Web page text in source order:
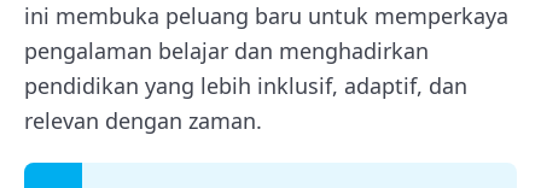
ini membuka peluang baru untuk memperkaya
pengalaman belajar dan menghadirkan
pendidikan yang lebih inklusif, adaptif, dan
relevan dengan zaman.